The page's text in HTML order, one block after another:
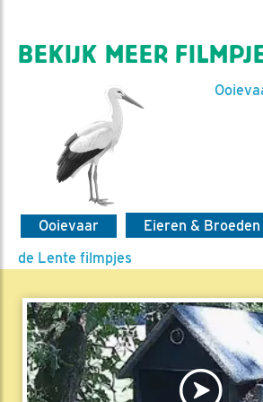
BEKIJK MEER
Ooievaar Eieren & Broeden
de Lente filmpjes